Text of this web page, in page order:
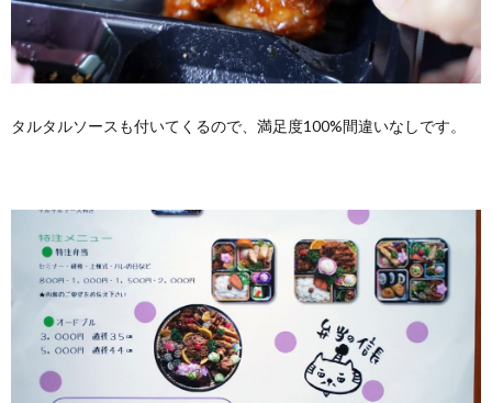
タルタルソースも付いてくるので、満足度100%間違いなしです。